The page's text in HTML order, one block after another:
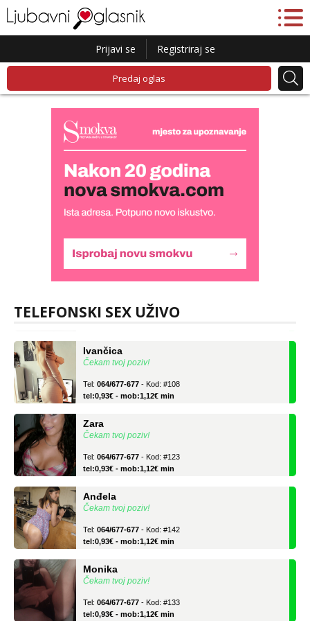
Prijavi se Registriraj se
Predaj oglas
TELEFONSKI SEX UŽIVO
Monika
Čekam tvoj poziv!
- Kod: #133
tel:0,93€ - mob:1,12€ min
Čekam tvoj poziv!
tel:0,93€ - mob:1,12€ min
Čekam tvoj poziv!
tel:0,93€ - mob:1,12€ min
Čekam tvoj poziv!
tel:0,93€ - mob:1,12€ min
Čekam tvoj poziv!
tel:0,93€ - mob:1,12€ min